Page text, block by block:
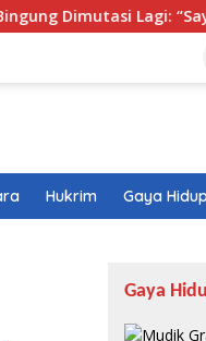
Lagi: “Saya Seperti
Hukrim Gaya Hidup
Gaya